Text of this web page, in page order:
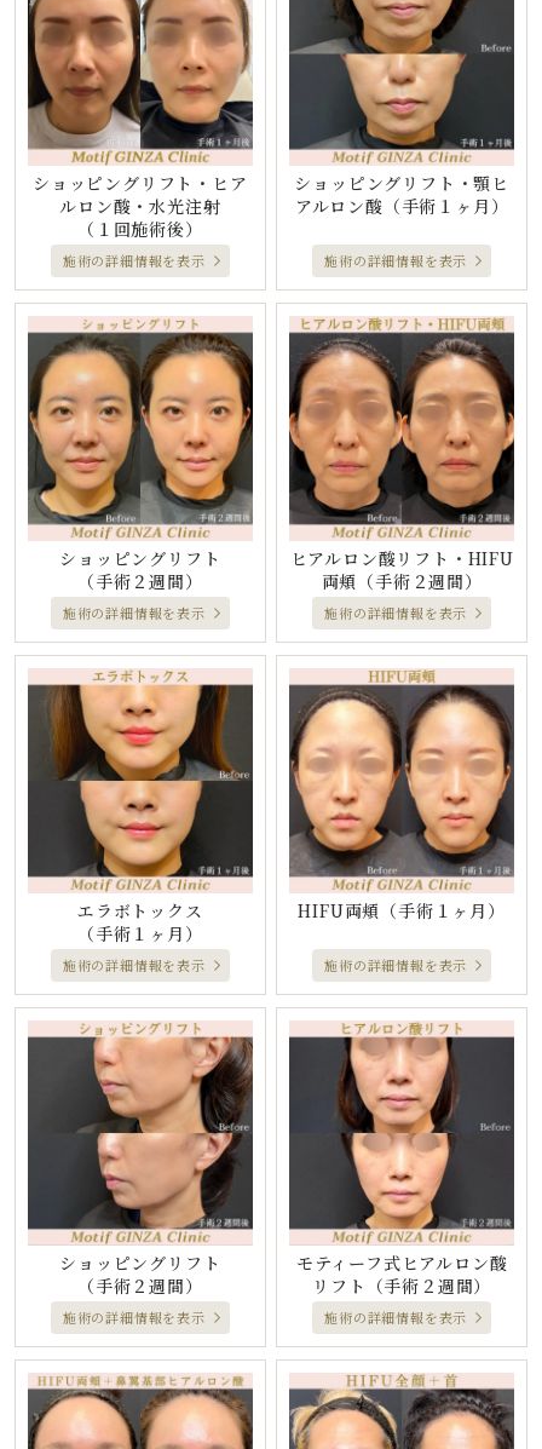
ショッピングリフト・ヒア
ルロン酸・水光注射
（１回施術後）
施術の詳細情報を表示
ショッピングリフト・顎ヒ
アルロン酸 （手術１ヶ月）
施術の詳細情報を表示
ショッピングリフト
（手術２週間）
施術の詳細情報を表示
ヒアルロン酸リフト・HIFU
両頬 （手術２週間）
施術の詳細情報を表示
エラボトックス
（手術１ヶ月）
施術の詳細情報を表示
HIFU両頬 （手術１ヶ月）
施術の詳細情報を表示
ショッピングリフト
（手術２週間）
施術の詳細情報を表示
モティーフ式ヒアルロン酸
リフト
（手術２週間）
施術の詳細情報を表示